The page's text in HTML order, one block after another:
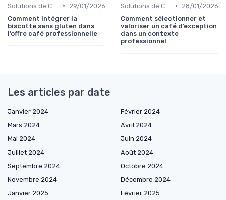
•
29/01/2026
Comment intégrer la
biscotte sans gluten dans
l’offre café professionnelle
•
28/01/2026
Comment sélectionner et
valoriser un café d’exception
dans un contexte
professionnel
Les articles par date
Janvier 2024
Février 2024
Mars 2024
Avril 2024
Mai 2024
Juin 2024
Juillet 2024
Août 2024
Septembre 2024
Octobre 2024
Novembre 2024
Décembre 2024
Janvier 2025
Février 2025